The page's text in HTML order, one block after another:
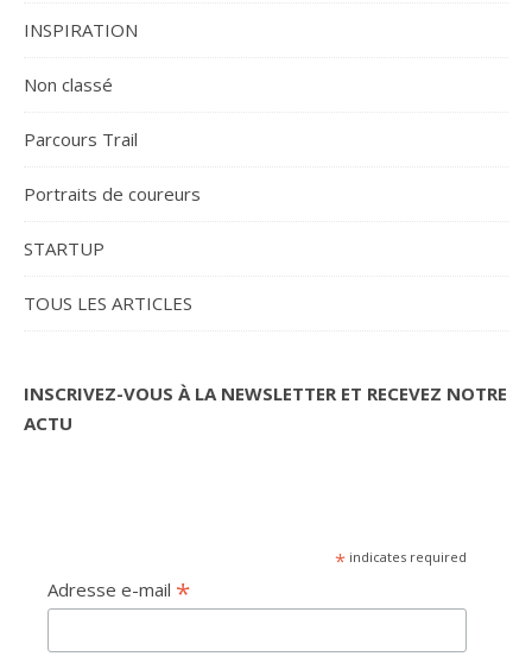
INSPIRATION
Non classé
Parcours Trail
Portraits de coureurs
STARTUP
TOUS LES ARTICLES
INSCRIVEZ-VOUS À LA NEWSLETTER ET RECEVEZ NOTRE
ACTU
* indicates required
Adresse e-mail *